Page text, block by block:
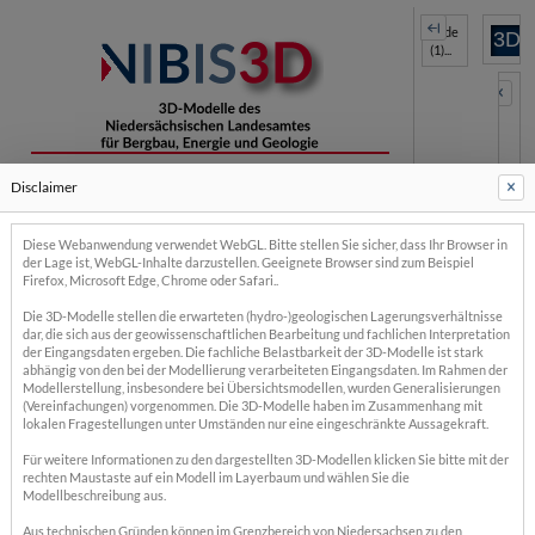
TUNB3D-NI (2022): Tieferer Untergrund Niedersachsen und Bremen (23)
TUNB Velo 2.0-NI (2026): Geschwindigkeitsmodell Niedersachsen und Bremen (19)
GTA3D (2013): Geotektonischer Atlas 3D (15)
Quartärbasis (2026, in Bearbeitung) (7)
Lade
(1)...
3D
Disclaimer
Diese Webanwendung verwendet WebGL. Bitte stellen Sie sicher, dass Ihr Browser in
der Lage ist, WebGL-Inhalte darzustellen. Geeignete Browser sind zum Beispiel
Firefox, Microsoft Edge, Chrome oder Safari..
Die 3D-Modelle stellen die erwarteten (hydro-)geologischen Lagerungsverhältnisse
dar, die sich aus der geowissenschaftlichen Bearbeitung und fachlichen Interpretation
der Eingangsdaten ergeben. Die fachliche Belastbarkeit der 3D-Modelle ist stark
abhängig von den bei der Modellierung verarbeiteten Eingangsdaten. Im Rahmen der
Modellerstellung, insbesondere bei Übersichtsmodellen, wurden Generalisierungen
(Vereinfachungen) vorgenommen. Die 3D-Modelle haben im Zusammenhang mit
lokalen Fragestellungen unter Umständen nur eine eingeschränkte Aussagekraft.
Für weitere Informationen zu den dargestellten 3D-Modellen klicken Sie bitte mit der
rechten Maustaste auf ein Modell im Layerbaum und wählen Sie die
Modellbeschreibung aus.
Aus technischen Gründen können im Grenzbereich von Niedersachsen zu den